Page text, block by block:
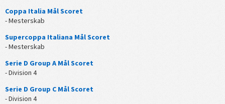
Coppa Italia Mål Scoret
- Mesterskab
Supercoppa Italiana Mål Scoret
- Mesterskab
Serie D Group A Mål Scoret
- Division 4
Serie D Group C Mål Scoret
- Division 4